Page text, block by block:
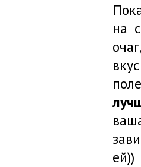
на
ей))